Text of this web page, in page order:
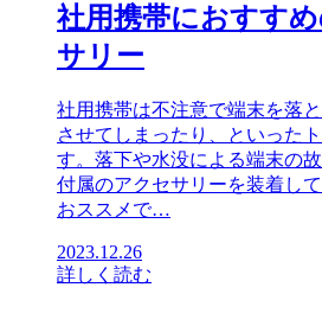
社用携帯におすす
サリー
社用携帯は不注意で端末を落
させてしまったり、といった
す。落下や水没による端末の
付属のアクセサリーを装着し
おススメで…
2023.12.26
詳しく読む